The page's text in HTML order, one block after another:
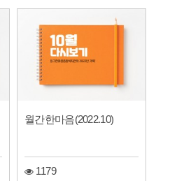
월간한마음(2022.10)
1179